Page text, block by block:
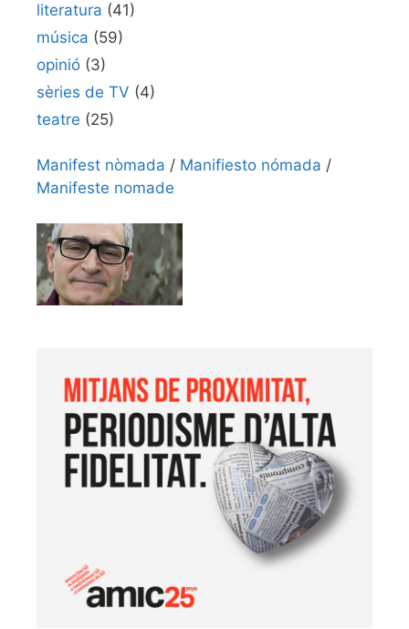
literatura (41)
música (59)
opinió (3)
sèries de TV (4)
teatre (25)
Manifest nòmada / Manifiesto nómada /
Manifeste nomade